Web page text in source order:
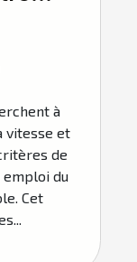
à
vitesse et
de
du
Cet